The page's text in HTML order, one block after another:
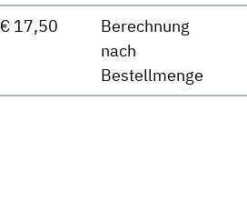
€ 17,50
Berechnung
nach
Bestellmenge